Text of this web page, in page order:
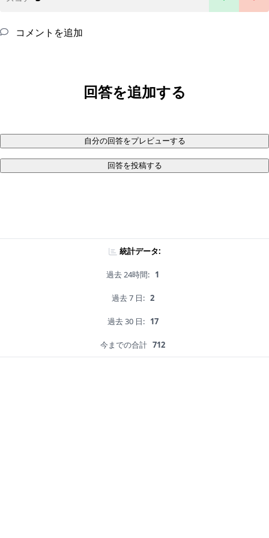
コメントを追加
回答を追加する
自分の回答をプレビューする
回答を投稿する
統計データ:
過去 24時間: 1
過去 7 日: 2
過去 30 日: 17
今までの合計 712